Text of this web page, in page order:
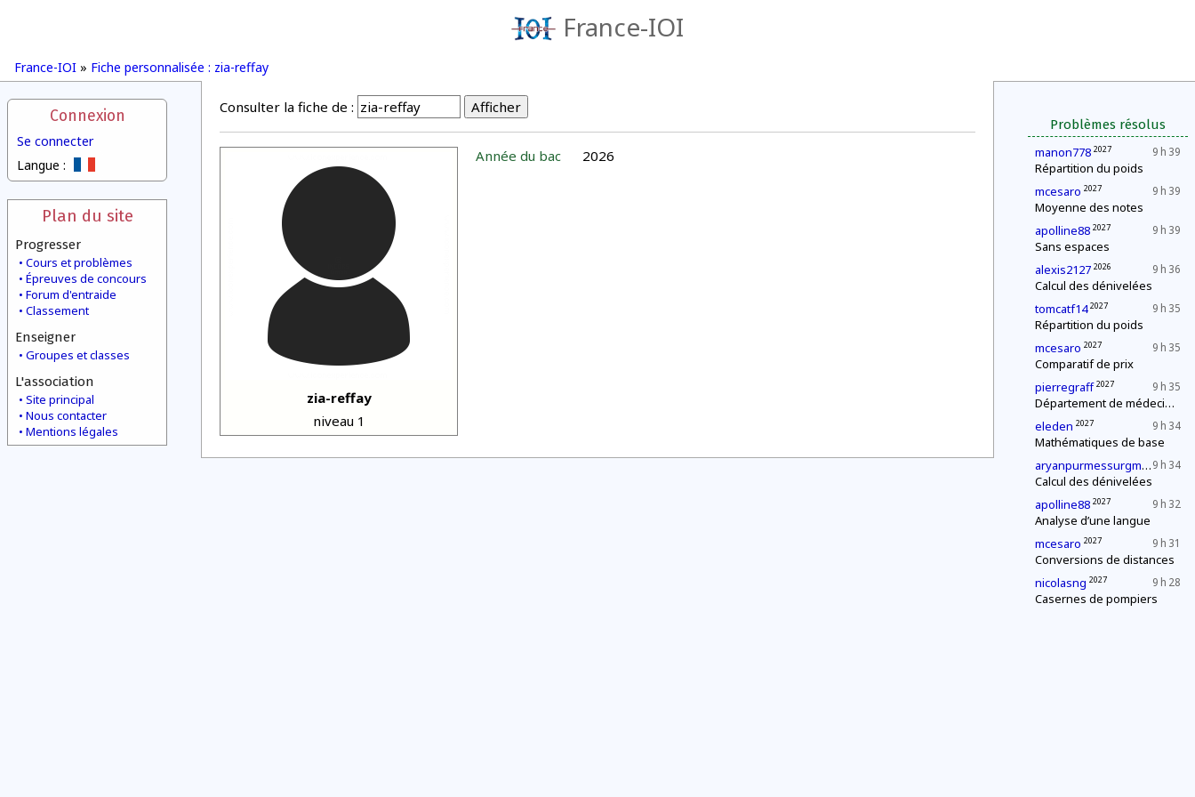
France-IOI
France-IOI » Fiche personnalisée : zia-reffay
Connexion
Se connecter
Langue :
Plan du site
Progresser
Cours et problèmes
Épreuves de concours
Forum d'entraide
Classement
Enseigner
Groupes et classes
L'association
Site principal
Nous contacter
Mentions légales
Problèmes résolus
9 h 39
manon778 2027
Répartition du poids
9 h 39
mcesaro 2027
Moyenne des notes
9 h 39
apolline88 2027
Sans espaces
9 h 36
alexis2127 2026
Calcul des dénivelées
9 h 35
tomcatf14 2027
Répartition du poids
9 h 35
mcesaro 2027
Comparatif de prix
9 h 35
pierregraff 2027
Département de médecine : contrôle d'une épidémie
9 h 34
eleden 2027
Mathématiques de base
9 h 34
aryanpurmessurgmailcom 2027
Calcul des dénivelées
9 h 32
apolline88 2027
Analyse d’une langue
9 h 31
mcesaro 2027
Conversions de distances
9 h 28
nicolasng 2027
Casernes de pompiers
Consulter la fiche de :
zia-reffay
niveau 1
Année du bac 2026